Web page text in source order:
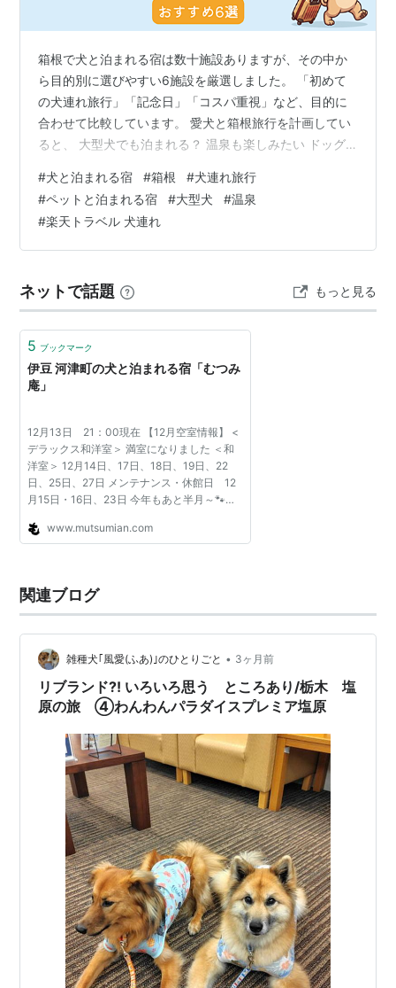
箱根で犬と泊まれる宿は数十施設ありますが、その中か
ら目的別に選びやすい6施設を厳選しました。 「初めて
の犬連れ旅行」「記念日」「コスパ重視」など、目的に
合わせて比較しています。 愛犬と箱根旅行を計画してい
ると、 大型犬でも泊まれる？ 温泉も楽しみたい ドッグ
しょう。 この記事では、「3秒で自分に合う宿が選べる
比較ガイド」として、箱根エリアの犬と泊まれる宿を比
較します。掲載内容は宿の受け入れ条件や設備などを比
較したデータをもとに整理しています。 3秒で選べる比
ン ※３ 小型犬のみ ※犬…
#犬と泊まれる宿 #箱根 #犬連れ旅行
#ペットと泊まれる宿 #大型犬 #温泉
#楽天トラベル 犬連れ
ネットで話題 もっと見る
5 ブックマーク
伊豆 河津町の犬と泊まれる宿「むつみ
庵」
12月13日 21：00現在 【12月空室情報】 <
デラックス和洋室＞ 満室になりました ＜和
洋室＞ 12月14日、17日、18日、19日、22
日、25日、27日 メンテナンス・休館日 12
月15日・16日、23日 今年もあと半月～🐾僕
www.mutsumian.com
関連ブログ
雑種犬｢風愛(ふあ)｣のひとりごと • 3ヶ月前
リブランド?! いろいろ思う ところあり/栃木 塩
原の旅 ④わんわんパラダイスプレミア塩原